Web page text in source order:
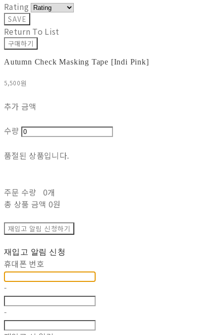
Rating
SAVE
Return To List
구매하기
Autumn Check Masking Tape [Indi Pink]
5,500원
추가 금액
수량
품절된 상품입니다.
주문 수량
0개
총 상품 금액 0원
재입고 알림 신청하기
재입고 알림 신청
휴대폰 번호
-
-